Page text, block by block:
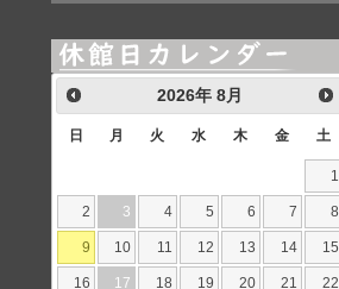
2026年8月
日 月 火 水 木 金 土
1
2 3 4 5 6 7 8
9 10 11 12 13 14 15
16 17 18 19 20 21 22